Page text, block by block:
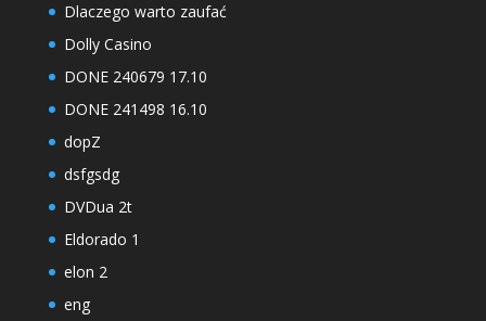
Dlaczego warto zaufać
Dolly Casino
DONE 240679 17.10
DONE 241498 16.10
dopZ
dsfgsdg
DVDua 2t
Eldorado 1
elon 2
eng